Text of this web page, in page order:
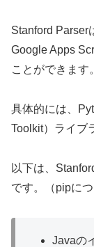
Stanford Parser
Google Apps
ことができます。
具体的には、
Toolkit）ライブ
以下は、
です。（pipにつ
Javaの